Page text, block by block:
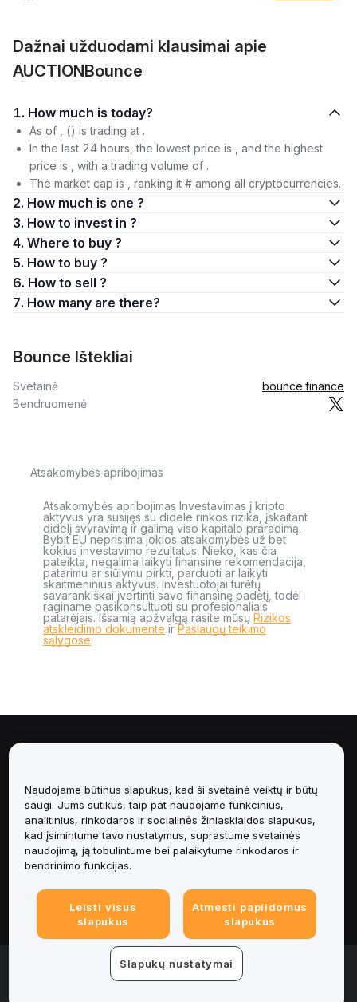
Dažnai užduodami klausimai apie
AUCTIONBounce
1. How much is today?
As of , () is trading at .
In the last 24 hours, the lowest price is , and the highest
price is , with a trading volume of .
The market cap is , ranking it # among all cryptocurrencies.
2. How much is one ?
3. How to invest in ?
4. Where to buy ?
5. How to buy ?
6. How to sell ?
7. How many are there?
Bounce Ištekliai
Svetainė
bounce.finance
Bendruomenė
Atsakomybės apribojimas
Atsakomybės apribojimas Investavimas į kripto
aktyvus yra susijęs su didele rinkos rizika, įskaitant
didelį svyravimą ir galimą viso kapitalo praradimą.
Bybit EU neprisiima jokios atsakomybės už bet
kokius investavimo rezultatus. Nieko, kas čia
pateikta, negalima laikyti finansine rekomendacija,
patarimu ar siūlymu pirkti, parduoti ar laikyti
skaitmeninius aktyvus. Investuotojai turėtų
savarankiškai įvertinti savo finansinę padėtį, todėl
raginame pasikonsultuoti su profesionaliais
patarėjais. Išsamią apžvalgą rasite mūsų Rizikos
atskleidimo dokumente irPaslaugų teikimo
sąlygose.
Paslaugos
Pagalba
Produktai
Teisinė informacija
© 2025-2026 Bybit.eu. All rights reserved.
Naudojame būtinus slapukus, kad ši svetainė veiktų ir būtų
saugi. Jums sutikus, taip pat naudojame funkcinius,
analitinius, rinkodaros ir socialinės žiniasklaidos slapukus,
kad įsimintume tavo nustatymus, suprastume svetainės
naudojimą, ją tobulintume bei palaikytume rinkodaros ir
bendrinimo funkcijas.
Leisti visus
slapukus
Atmesti papildomus
slapukus
Slapukų nustatymai